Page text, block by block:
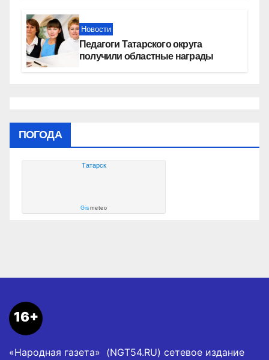
Новости
Педагоги Татарского округа
получили областные награды
ПОГОДА
Татарск
Gismeteo
16+
«Народная газета» (NGT54.RU) сетевое издание